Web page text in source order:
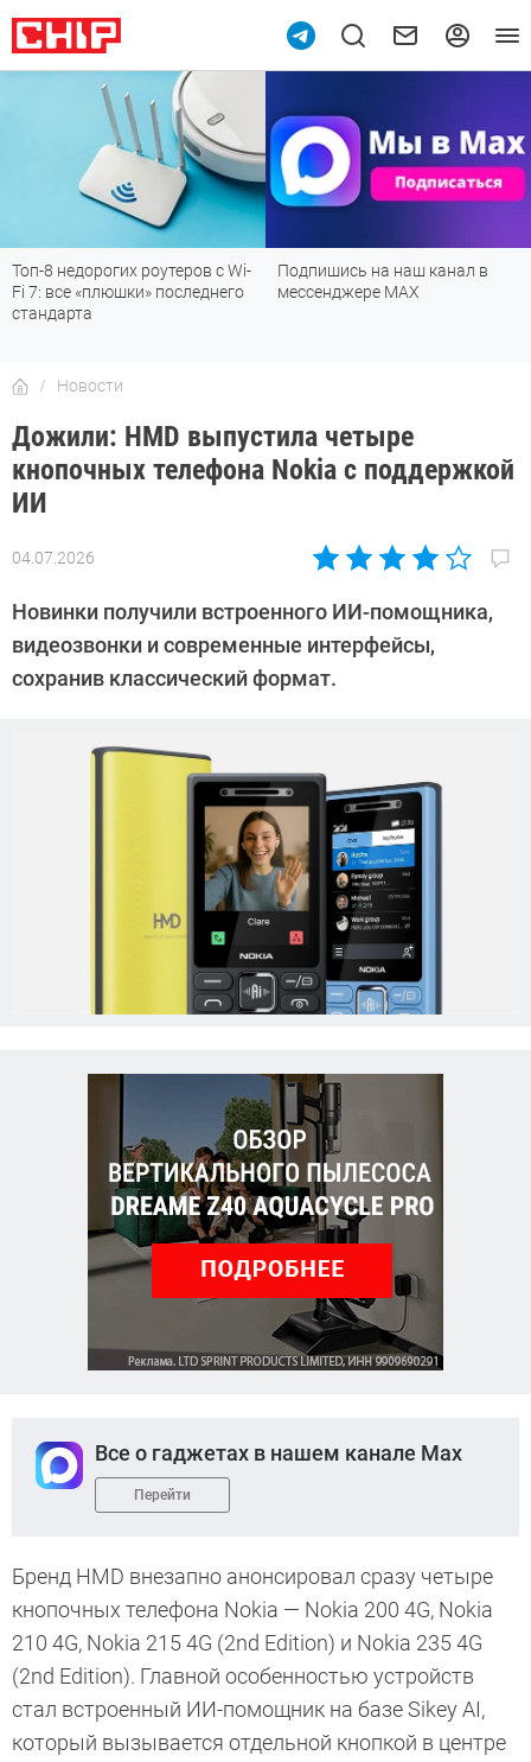
8 недорогих роутеров с Wi-
все «плюшки» последнего
Подпишись на наш канал в
мессенджере МАХ
Новости
Дожили: HMD выпустила четыре
кнопочных телефона Nokia с поддержкой
ИИ
04.07.2026
Автор:
Довлатова
Новинки получили встроенного ИИ-помощника,
видеозвонки и современные интерфейсы,
сохранив классический формат.
Все о гаджетах в нашем канале Max
Перейти
Бренд HMD внезапно анонсировал сразу четыре
кнопочных телефона Nokia — Nokia 200 4G, Nokia
210 4G, Nokia 215 4G (2nd Edition) и Nokia 235 4G
(2nd Edition). Главной особенностью устройств
стал встроенный ИИ-помощник на базе Sikey AI,
который вызывается отдельной кнопкой в центре